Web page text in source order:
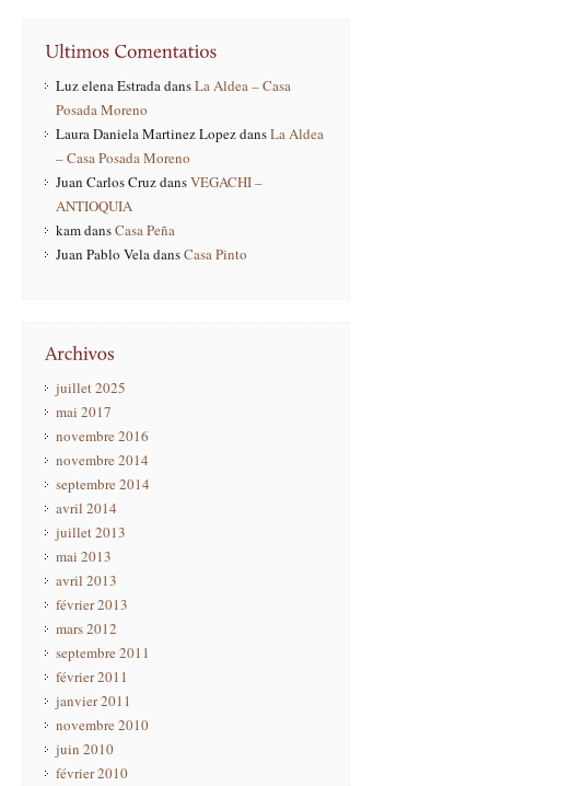
Luz elena EstradadansLa Aldea – Casa
Posada Moreno
Laura Daniela Martinez LopezdansLa Aldea
– Casa Posada Moreno
Juan Carlos CruzdansVEGACHI –
ANTIOQUIA
kamdansCasa Peña
Juan Pablo VeladansCasa Pinto
juillet 2025
mai 2017
novembre 2016
novembre 2014
septembre 2014
avril 2014
juillet 2013
mai 2013
avril 2013
février 2013
mars 2012
septembre 2011
février 2011
janvier 2011
novembre 2010
juin 2010
février 2010